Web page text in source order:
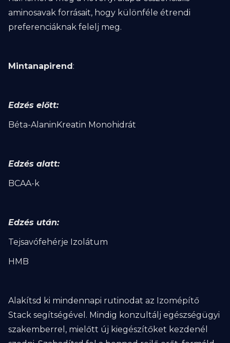
aminosavak forrásait, hogy különféle étrendi
preferenciáknak felelj meg.
Mintanapirend:
Edzés előtt:
Béta-AlaninKreatin Monohidrát
Edzés alatt:
BCAA-k
Edzés után:
Tejsavófehérje Izolátum
HMB
Alakítsd ki mindennapi rutinodat az Izomépítő
Stack segítségével. Mindig konzultálj egészségügyi
szakemberrel, mielőtt új kiegészítőket kezdenél